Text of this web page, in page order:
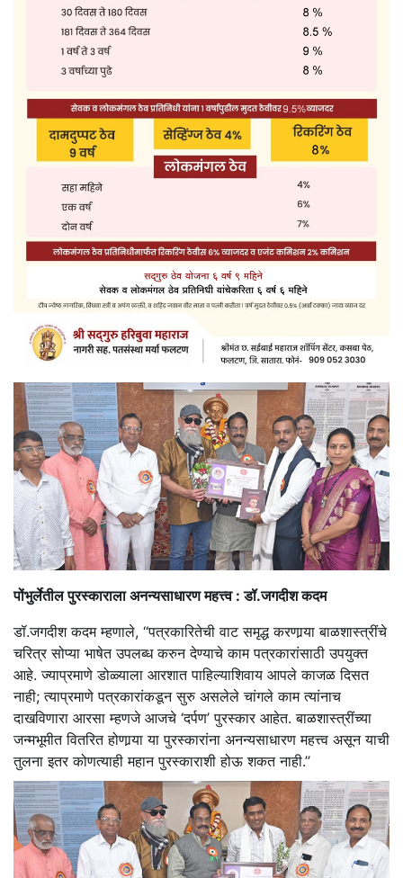
पोंभुर्लेतील पुरस्काराला अनन्यसाधारण महत्त्व : डॉ.जगदीश कदम
डॉ.जगदीश कदम म्हणाले, ‘‘पत्रकारितेची वाट समृद्ध करणार्‍या बाळशास्त्रींचे
चरित्र सोप्या भाषेत उपलब्ध करुन देण्याचे काम पत्रकारांसाठी उपयुक्त
आहे. ज्याप्रमाणे डोळ्याला आरशात पाहिल्याशिवाय आपले काजळ दिसत
नाही; त्याप्रमाणे पत्रकारांकडून सुरु असलेले चांगले काम त्यांनाच
दाखविणारा आरसा म्हणजे आजचे ‘दर्पण’ पुरस्कार आहेत. बाळशास्त्रींच्या
जन्मभूमीत वितरित होणार्‍या या पुरस्कारांना अनन्यसाधारण महत्त्व असून याची
तुलना इतर कोणत्याही महान पुरस्काराशी होऊ शकत नाही.’’